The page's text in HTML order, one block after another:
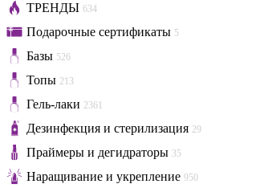
ТРЕНДЫ 634
Подарочные сертификаты 5
Базы 526
Топы 213
Гель-лаки 2361
Дезинфекция и стерилизация 29
Праймеры и дегидраторы 35
Наращивание и укрепление 950